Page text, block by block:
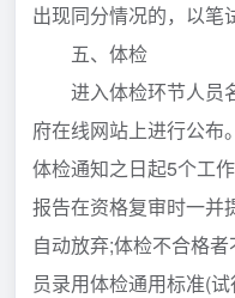
出现同分情况的，以笔
五、体检
进入体检环节人员
府在线网站上进行公布
体检通知之日起5个工
报告在资格复审时一并
自动放弃;体检不合格
员录用体检通用标准(试